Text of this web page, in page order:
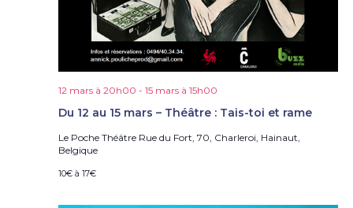
Du 12 au 15 mars – Théâtre : Tais-toi et rame
12 mars à 20h00 - 15 mars à 15h00
Le Poche Théâtre Rue du Fort, 70, Charleroi, Hainaut,
Belgique
10€ à 17€